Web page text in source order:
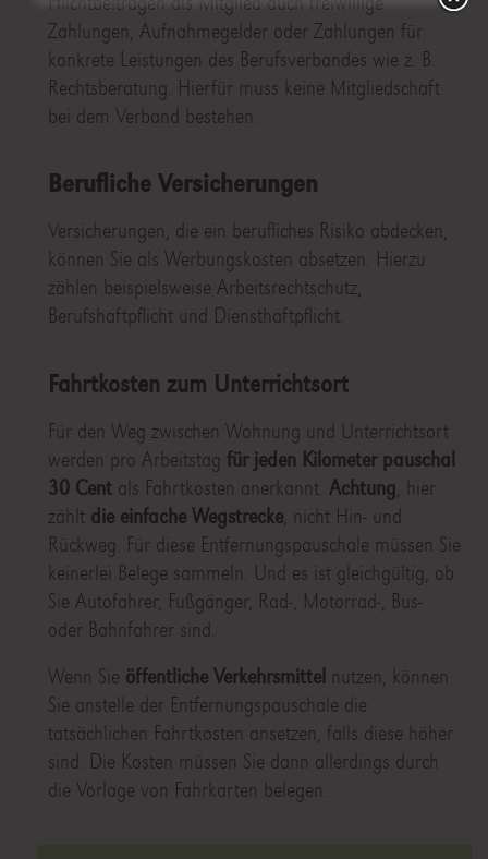
Zahlungen, Aufnahmegelder oder Zahlungen für
konkrete Leistungen des Berufsverbandes wie z. B.
Rechtsberatung. Hierfür muss keine Mitgliedschaft
bei dem Verband bestehen.
Berufliche Versicherungen
Versicherungen, die ein berufliches Risiko abdecken,
können Sie als Werbungskosten absetzen. Hierzu
zählen beispielsweise Arbeitsrechtschutz,
Berufshaftpflicht und Diensthaftpflicht.
Fahrtkosten zum Unterrichtsort
Für den Weg zwischen Wohnung und Unterrichtsort
werden pro Arbeitstag für jeden Kilometer pauschal
30 Centals Fahrtkosten anerkannt. Achtung , hier
zählt die einfache Wegstrecke, nicht Hin- und
Rückweg. Für diese Entfernungspauschale müssen Sie
keinerlei Belege sammeln. Und es ist gleichgültig, ob
Sie Autofahrer, Fußgänger, Rad-, Motorrad-, Bus-
oder Bahnfahrer sind.
Wenn Sie öffentliche Verkehrsmittel nutzen, können
Sie anstelle der Entfernungspauschale die
tatsächlichen Fahrtkosten ansetzen, falls diese höher
sind. Die Kosten müssen Sie dann allerdings durch
die Vorlage von Fahrkarten belegen.